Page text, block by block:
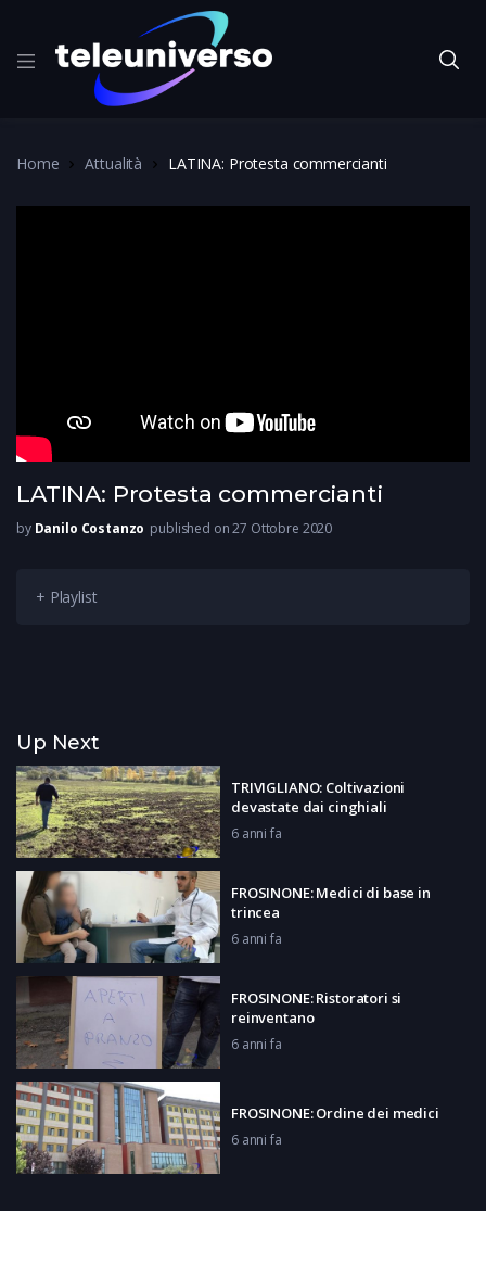
Home Attualità LATINA: Protesta commercianti
LATINA: Protesta commercianti
by Danilo Costanzo published on 27 Ottobre 2020
+ Playlist
Up Next
TRIVIGLIANO: Coltivazioni
devastate dai cinghiali
6 anni fa
FROSINONE: Medici di base in
trincea
6 anni fa
FROSINONE: Ristoratori si
reinventano
6 anni fa
FROSINONE: Ordine dei medici
6 anni fa